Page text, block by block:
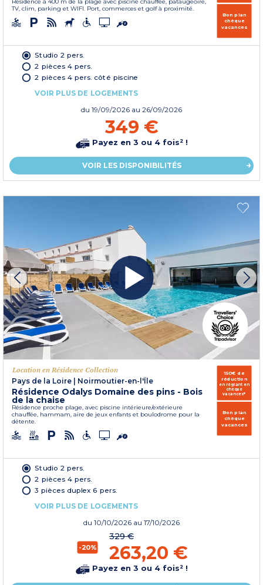
TV, clim, parking et WIFI. Port, commerces et golf à proximité.
Bon plan
chèque
vacances
Studio 2 pers.
2 pièces 4 pers.
2 pièces 4 pers. côté piscine
VOIR PLUS DE LOGEMENTS
du 19/09/2026 au 26/09/2026
349 €
Payez en 3 ou 4 fois² !
VOIR LES DISPONIBILITÉS
Location en Résidence Collection
Pays de la Loire | Noirmoutier-en-l'Île
Résidence Odalys Domaine des pins - Bois
de la chaise
Résidence proche plage, avec piscine intérieure/extérieure
chauffée, hammam, aire de jeux enfants et boulodrome pour la
détente.
150€ de
réduction
en réglant en
chèque
vacances*
Bon plan
chèque
vacances
Studio 2 pers.
2 pièces 4 pers.
3 pièces duplex 6 pers.
VOIR PLUS DE LOGEMENTS
du 10/10/2026 au 17/10/2026
-20%
329 €
263,20 €
Payez en 3 ou 4 fois² !